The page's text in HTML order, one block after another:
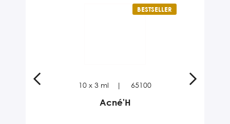
10 x 3 ml
65100
Acné'H
BESTSELLER